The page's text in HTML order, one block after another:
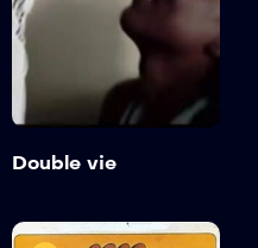
Bande annonce
Détails
Double vie